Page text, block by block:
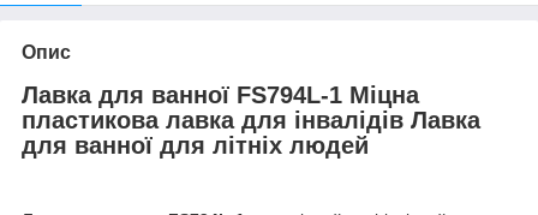
Опис
Лавка для ванної FS794L-1 Міцна
пластикова лавка для інвалідів Лавка
для ванної для літніх людей